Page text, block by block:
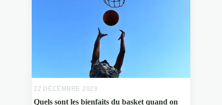
22 DÉCEMBRE 2023
Quels sont les bienfaits du basket quand on